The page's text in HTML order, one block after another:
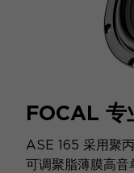
FOCAL 专
ASE 165 采用聚
可调聚脂薄膜高音